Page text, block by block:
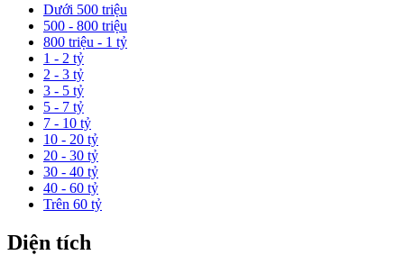
Dưới 500 triệu
500 - 800 triệu
800 triệu - 1 tỷ
1 - 2 tỷ
2 - 3 tỷ
3 - 5 tỷ
5 - 7 tỷ
7 - 10 tỷ
10 - 20 tỷ
20 - 30 tỷ
30 - 40 tỷ
40 - 60 tỷ
Trên 60 tỷ
Diện tích